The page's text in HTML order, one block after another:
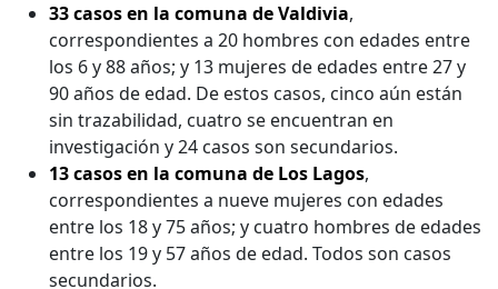
33 casos en la comuna de Valdivia,
correspondientes a 20 hombres con edades entre
los 6 y 88 años; y 13 mujeres de edades entre 27 y
90 años de edad. De estos casos, cinco aún están
sin trazabilidad, cuatro se encuentran en
investigación y 24 casos son secundarios.
13 casos en la comuna de Los Lagos,
correspondientes a nueve mujeres con edades
entre los 18 y 75 años; y cuatro hombres de edades
entre los 19 y 57 años de edad. Todos son casos
secundarios.